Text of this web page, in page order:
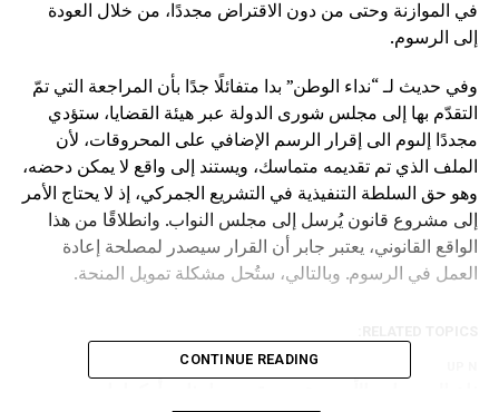
في الموازنة وحتى من دون الاقتراض مجددًا، من خلال العودة
إلى الرسوم.
وفي حديث لـ “نداء الوطن” بدا متفائلًا جدًا بأن المراجعة التي تمّ
التقدّم بها إلى مجلس شورى الدولة عبر هيئة القضايا، ستؤدي
مجددًا إلىوم الى إقرار الرسم الإضافي على المحروقات، لأن
الملف الذي تم تقديمه متماسك، ويستند إلى واقع لا يمكن دحضه،
وهو حق السلطة التنفيذية في التشريع الجمركي، إذ لا يحتاج الأمر
إلى مشروع قانون يُرسل إلى مجلس النواب. وانطلاقًا من هذا
الواقع القانوني، يعتبر جابر أن القرار سيصدر لمصلحة إعادة
العمل في الرسوم. وبالتالي، ستُحل مشكلة تمويل المنحة.
CONTINUE READING